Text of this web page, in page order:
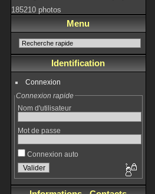
185210 photos
Menu
Identification
Connexion
Connexion rapide
Nom d'utilisateur
Mot de passe
Connexion auto